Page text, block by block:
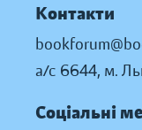
Контакти
а/с 6644, м.
Соціальні